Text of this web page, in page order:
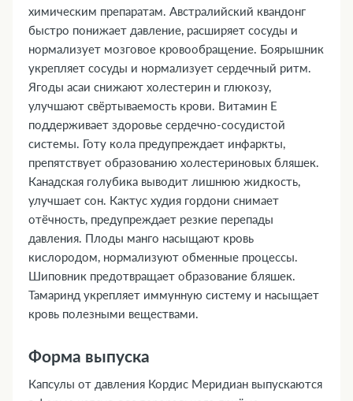
химическим препаратам. Австралийский квандонг
быстро понижает давление, расширяет сосуды и
нормализует мозговое кровообращение. Боярышник
укрепляет сосуды и нормализует сердечный ритм.
Ягоды асаи снижают холестерин и глюкозу,
улучшают свёртываемость крови. Витамин Е
поддерживает здоровье сердечно-сосудистой
системы. Готу кола предупреждает инфаркты,
препятствует образованию холестериновых бляшек.
Канадская голубика выводит лишнюю жидкость,
улучшает сон. Кактус худия гордони снимает
отёчность, предупреждает резкие перепады
давления. Плоды манго насыщают кровь
кислородом, нормализуют обменные процессы.
Шиповник предотвращает образование бляшек.
Тамаринд укрепляет иммунную систему и насыщает
кровь полезными веществами.
Форма выпуска
Капсулы от давления Кордис Меридиан выпускаются